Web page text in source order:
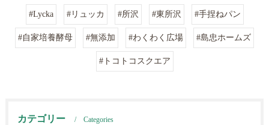
#Lycka #リュッカ #所沢 #東所沢 #手捏ねパン
#自家培養酵母 #無添加 #わくわく広場 #島忠ホームズ
#トコトコスクエア
カテゴリー Categories